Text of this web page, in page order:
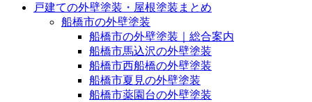
戸建ての外壁塗装・屋根塗装まとめ
船橋市の外壁塗装
船橋市の外壁塗装｜総合案内
船橋市馬込沢の外壁塗装
船橋市西船橋の外壁塗装
船橋市夏見の外壁塗装
船橋市薬園台の外壁塗装